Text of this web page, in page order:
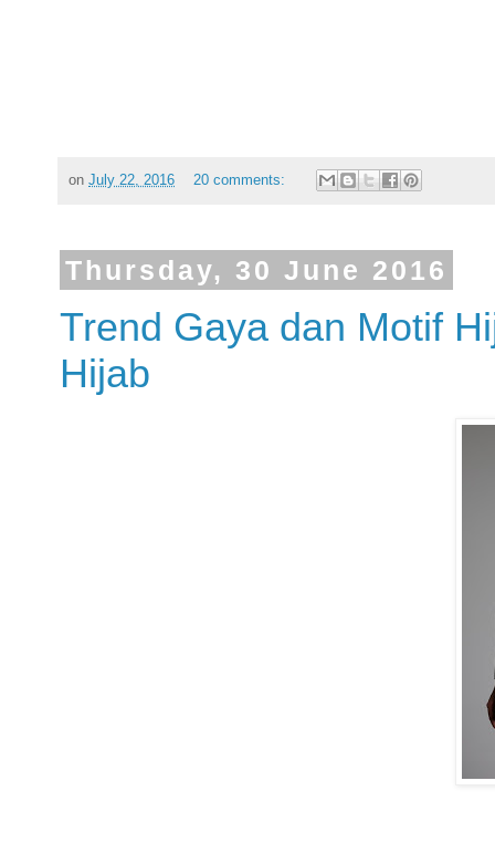
on July 22, 2016 20 comments:
Thursday, 30 June 2016
Trend Gaya dan Motif
Hijab